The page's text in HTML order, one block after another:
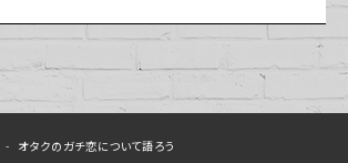
オタクのガチ恋について語ろう